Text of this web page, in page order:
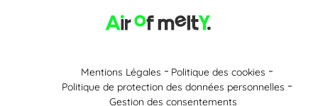
Mentions Légales
Politique des cookies
Politique de protection des données personnelles
Gestion des consentements